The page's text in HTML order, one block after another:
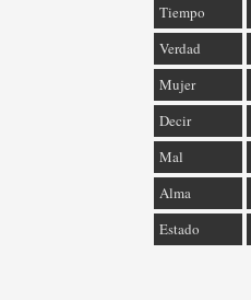
Tiempo
Verdad
Mujer
Decir
Mal
Alma
Estado